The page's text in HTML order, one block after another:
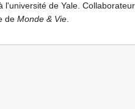
de Yale.
de Monde & Vie.